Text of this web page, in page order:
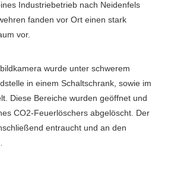
Industriebetrieb nach Neidenfels
fanden vor Ort einen stark
vor.
wurde unter schwerem
in einem Schaltschrank, sowie im
Diese Bereiche wurden geöffnet und
CO2-Feuerlöschers abgelöscht. Der
entraucht und an den